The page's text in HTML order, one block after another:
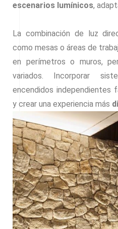
escenarios lumínicos,
La combinación de luz
como mesas o áreas de
en perímetros o muros,
variados. Incorporar
encendidos independientes
y crear una experiencia más